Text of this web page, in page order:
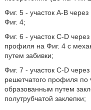
Фиг. 5 - участок А-В
Фиг. 4;
Фиг. 6 - участок C-D
профиля на Фиг. 4 с
путем забивки;
Фиг. 7 - участок C-D
решетчатого профиля по
образованным путем
полутрубчатой заклепки;